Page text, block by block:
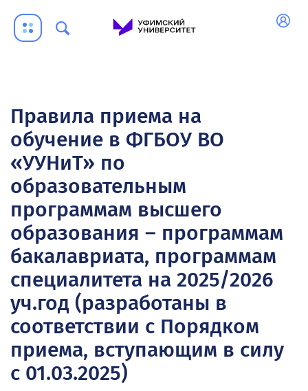
Правила приема на
обучение в ФГБОУ ВО
«УУНиТ» по
образовательным
программам высшего
образования – программам
бакалавриата, программам
специалитета на 2025/2026
уч.год (разработаны в
соответствии с Порядком
приема, вступающим в силу
с 01.03.2025)